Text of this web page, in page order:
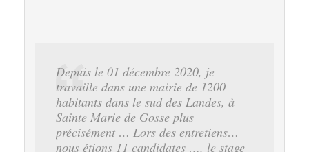
Depuis le 01 décembre 2020, je
travaille dans une mairie de 1200
habitants dans le sud des Landes, à
Sainte Marie de Gosse plus
précisément … Lors des entretiens…
nous étions 11 candidates …. le stage